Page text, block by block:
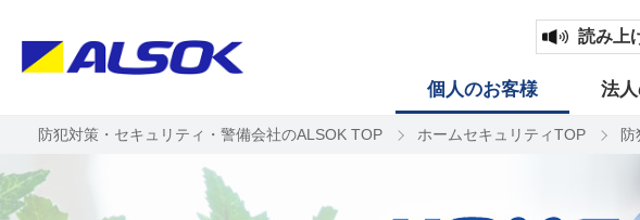
読み上
個人のお客様 法
防犯対策・セキュリティ・警備会社のALSOK TOP ホームセキュリティTOP 防